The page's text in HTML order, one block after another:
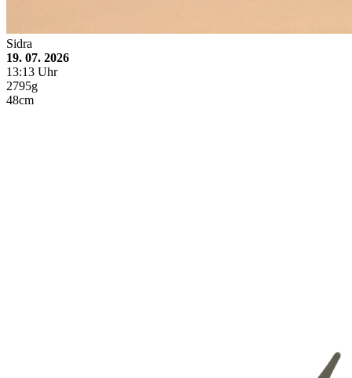
Sidra
19. 07. 2026
13:13 Uhr
2795g
48cm